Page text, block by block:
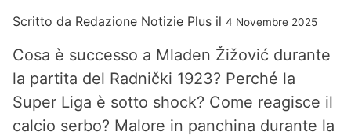
Scritto da Redazione Notizie Plus il 4 Novembre 2025
Cosa è successo a Mladen Žižović durante
la partita del Radnički 1923? Perché la
Super Liga è sotto shock? Come reagisce il
calcio serbo? Malore in panchina durante la